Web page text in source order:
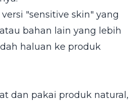
"sensitive skin" yang
bahan lain yang lebih
haluan ke produk
dan pakai produk natural,